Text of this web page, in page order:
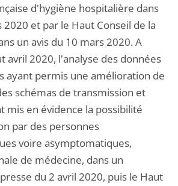
d'hygiène hospitalière dans
2020 et par le Haut Conseil de la
un avis du 10 mars 2020. A
avril 2020, l'analyse des données
ayant permis une amélioration de
schémas de transmission et
mis en évidence la possibilité
par des personnes
voire asymptomatiques,
de médecine, dans un
du 2 avril 2020, puis le Haut